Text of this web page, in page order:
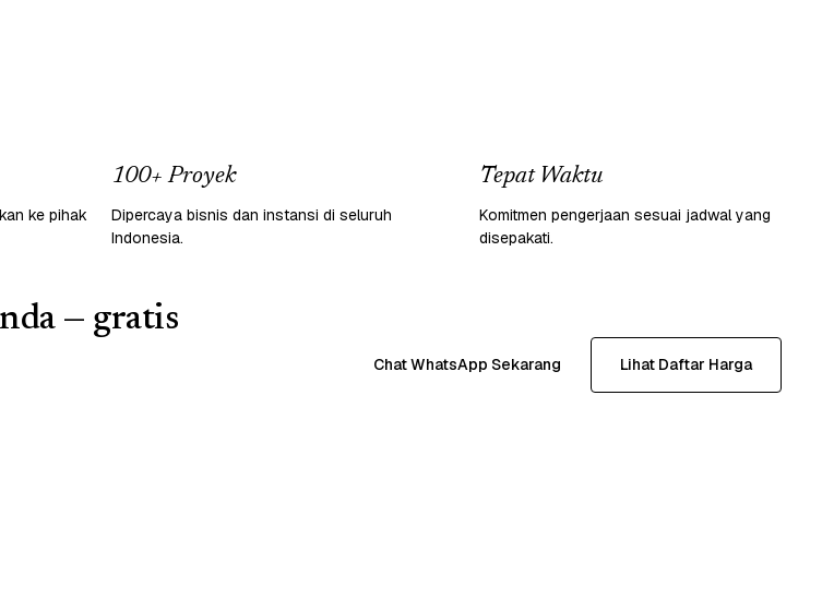
ke pihak
100+ Proyek
Dipercaya bisnis dan instansi di seluruh
Indonesia.
Tepat Waktu
Komitmen pengerjaan sesuai jadwal yang
disepakati.
— gratis
Chat WhatsApp Sekarang Lihat Daftar Harga